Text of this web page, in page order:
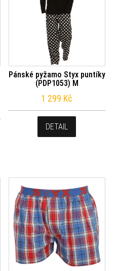
Pánské pyžamo Styx puntíky
(PDP1053) M
1 299 Kč
DETAIL